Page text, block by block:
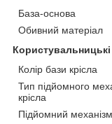
База-основа
Обивний матеріал
Колір бази крісла
Тип підйомного
крісла
Підйомний механізм